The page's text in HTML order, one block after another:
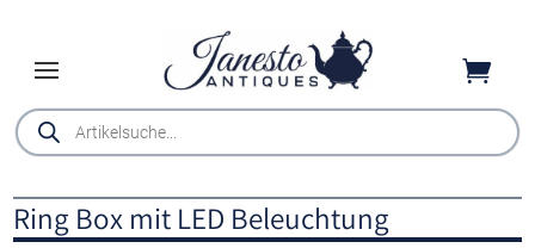

Products
search
Ring Box mit LED Beleuchtung